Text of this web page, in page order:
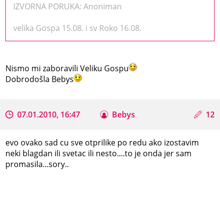
IZVORNA PORUKA: Anoniman
velika Gospa 15.08. i sv Roko 16.08.
Nismo mi zaboravili Veliku Gospu
Dobrodošla Bebys
07.01.2010, 16:47 Bebys 12
evo ovako sad cu sve otprilike po redu ako izostavim
neki blagdan ili svetac ili nesto....to je onda jer sam
promasila...sory..